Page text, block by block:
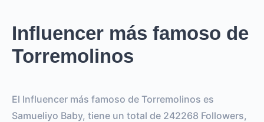
Influencer más famoso de
Torremolinos
El Influencer más famoso de Torremolinos es
Samueliyo Baby, tiene un total de 242268 Followers,